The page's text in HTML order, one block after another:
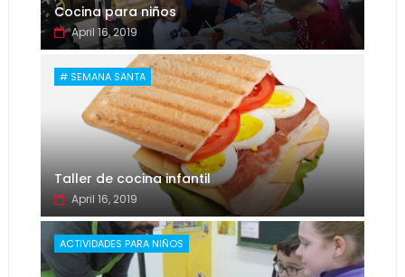
Cocina para niños
April 16, 2019
# SEMANA SANTA
Taller de cocina infantil
April 16, 2019
ACTIVIDADES PARA NIÑOS